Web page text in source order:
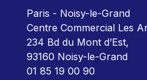
Paris - Noisy-le-Grand
Centre Commercial Les
234 Bd du Mont d’Est,
93160 Noisy-le-Grand
01 85 19 00 90